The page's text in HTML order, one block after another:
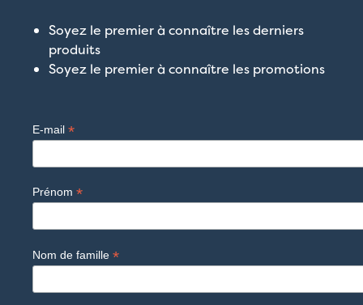
Soyez le premier à connaître les derniers
produits
Soyez le premier à connaître les promotions
E-mail *
Prénom *
Nom de famille *